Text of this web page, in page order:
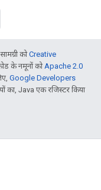
कोCreative
के नमूनों कोApache 2.0
Google Developers
Java एक रजिस्टर किया